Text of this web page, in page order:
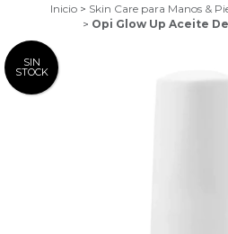
Inicio > Skin Care para Manos &
> Opi Glow Up Aceite
SIN
STOCK